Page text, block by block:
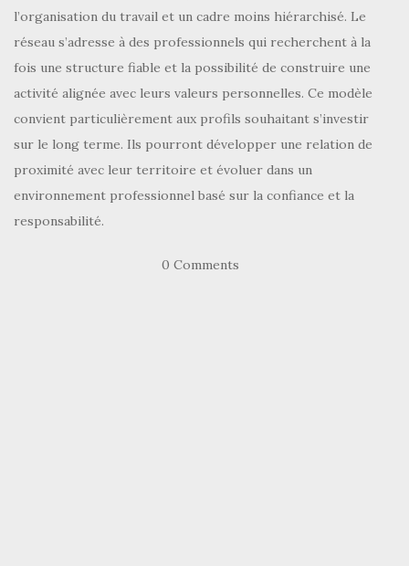
l’organisation du travail et un cadre moins hiérarchisé. Le
réseau s’adresse à des professionnels qui recherchent à la
fois une structure fiable et la possibilité de construire une
activité alignée avec leurs valeurs personnelles. Ce modèle
convient particulièrement aux profils souhaitant s’investir
sur le long terme. Ils pourront développer une relation de
proximité avec leur territoire et évoluer dans un
environnement professionnel basé sur la confiance et la
responsabilité.
0 Comments